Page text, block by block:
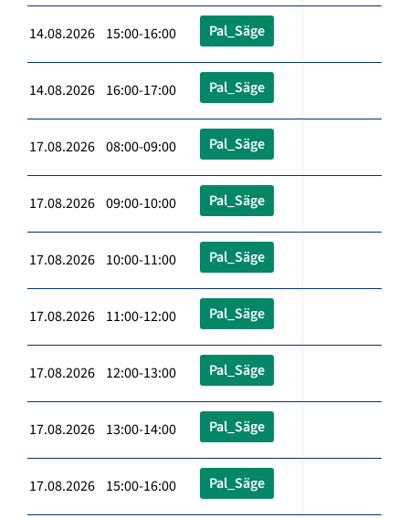
14.08.2026 15:00-16:00 Pal_Säge
14.08.2026 16:00-17:00 Pal_Säge
17.08.2026 08:00-09:00 Pal_Säge
17.08.2026 09:00-10:00 Pal_Säge
17.08.2026 10:00-11:00 Pal_Säge
17.08.2026 11:00-12:00 Pal_Säge
17.08.2026 12:00-13:00 Pal_Säge
17.08.2026 13:00-14:00 Pal_Säge
17.08.2026 15:00-16:00 Pal_Säge